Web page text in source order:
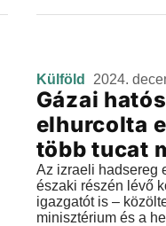
Külföld 2024.
Gázai
elhurcolta
több tucat
Az izraeli hadsereg
északi részén lévő
igazgatót is –
minisztérium és a